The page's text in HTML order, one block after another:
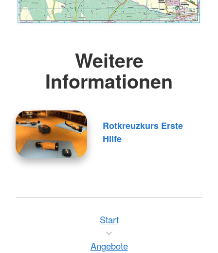
Weitere
Informationen
Rotkreuzkurs Erste
Hilfe
Start
Angebote